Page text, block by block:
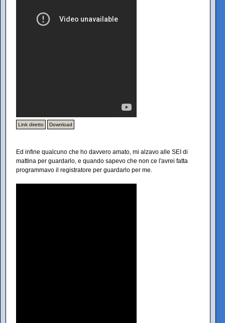
Link diretto Download
Ed infine qualcuno che ho davvero amato, mi alzavo alle SEI di
mattina per guardarlo, e quando sapevo che non ce l'avrei fatta
programmavo il registratore per guardarlo per me.